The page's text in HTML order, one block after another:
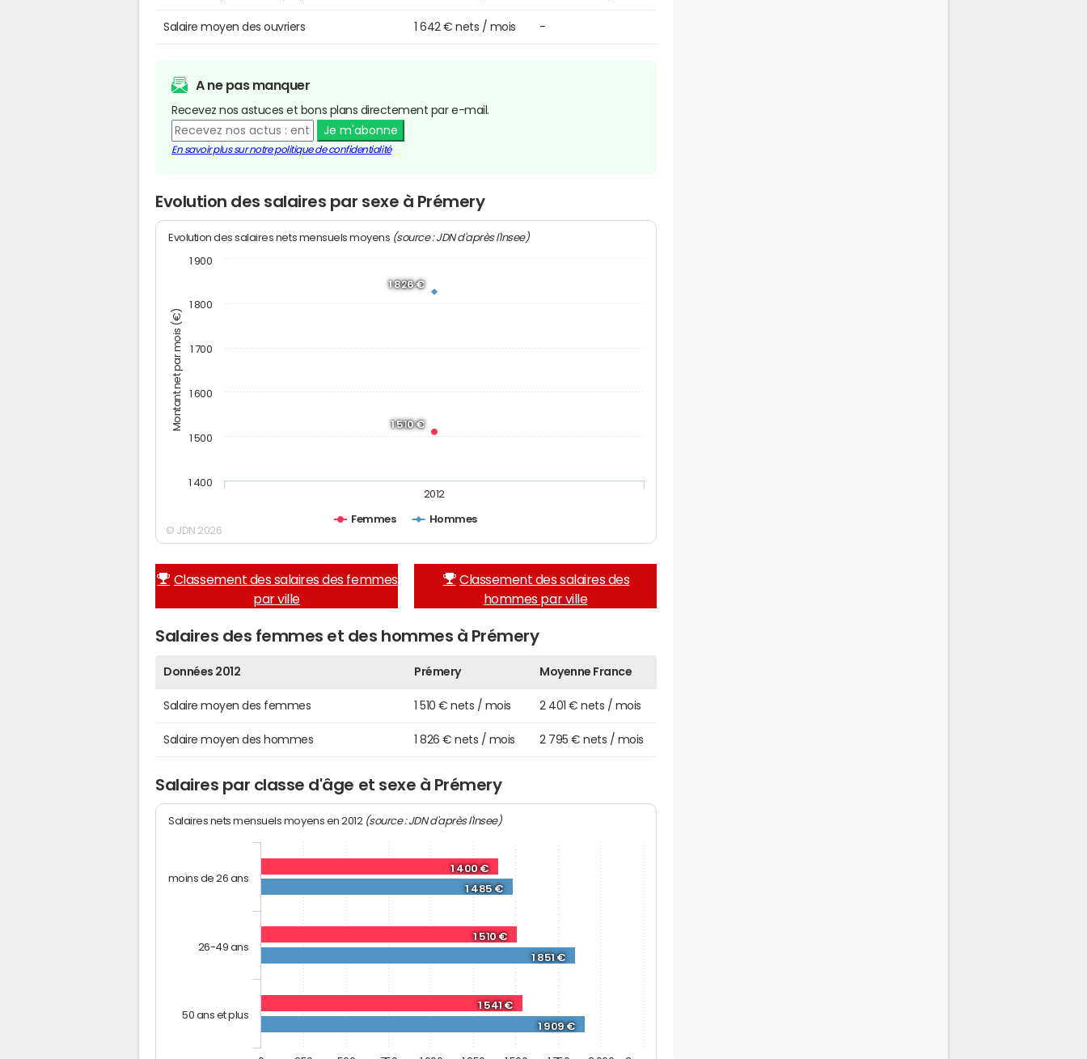
Salaire moyen des ouvriers 1 642 € nets / mois -
A ne pas manquer
Recevez nos astuces et bons plans directement par e-mail.
Je m'abonne
En savoir plus sur notre politique de confidentialité
Evolution des salaires par sexe à Prémery
Montant net par mois (€)
Evolution des salaires nets mensuels moyens (source : JDN d'après l'Insee)
1 510 €
1 826 €
Femmes Hommes
2012
1 400
1 500
1 600
1 700
1 800
1 900
© JDN 2026
Classement des salaires des femmes
par ville
Classement des salaires des
hommes par ville
Salaires des femmes et des hommes à Prémery
Données 2012 Prémery Moyenne France
Salaire moyen des femmes 1 510 € nets / mois 2 401 € nets / mois
Salaire moyen des hommes 1 826 € nets / mois 2 795 € nets / mois
Salaires par classe d'âge et sexe à Prémery
Salaires nets mensuels moyens en 2012 (source : JDN d'après l'Insee)
1 400 €
1 510 €
1 541 €
1 485 €
1 851 €
1 909 €
moins de 26 ans
26-49 ans
50 ans et plus